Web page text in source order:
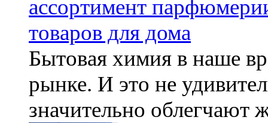
ассортимент
товаров для дома
Бытовая химия в наше
рынке. И это не
значительно облегчают